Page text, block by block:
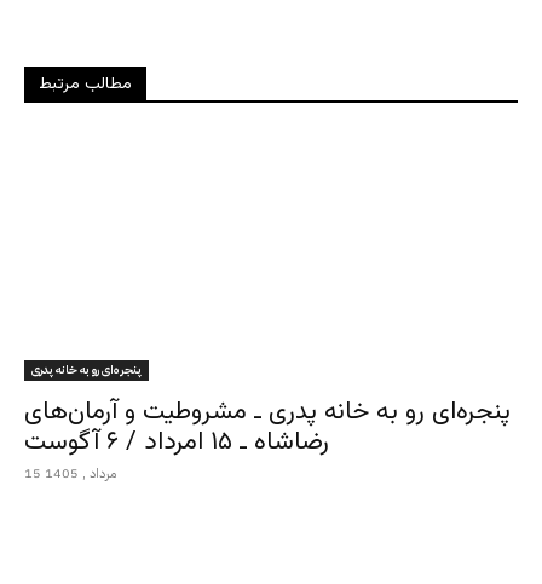
مطالب مرتبط
پنجره‌ای رو به خانه پدری
پنجره‌ای رو به خانه پدری ـ مشروطیت و آرمان‌های
رضاشاه ـ ۱۵ امرداد / ۶ آگوست
15 مرداد , 1405